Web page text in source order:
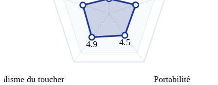
4.5
4.9
Portabilité
du toucher